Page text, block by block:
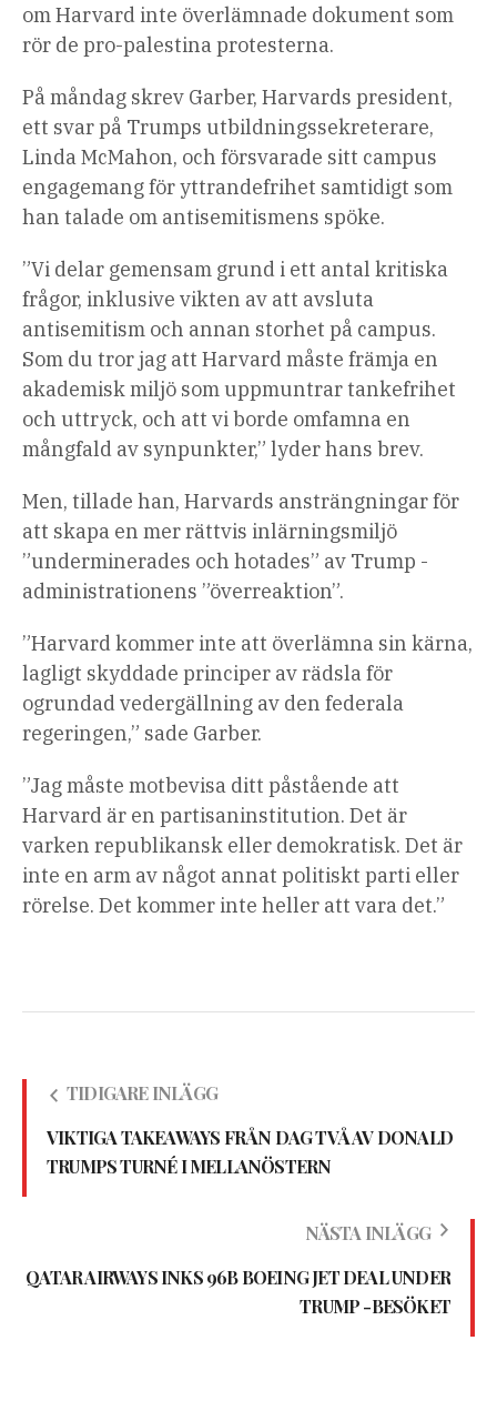
om Harvard inte överlämnade dokument som
rör de pro-palestina protesterna.
På måndag skrev Garber, Harvards president,
ett svar på Trumps utbildningssekreterare,
Linda McMahon, och försvarade sitt campus
engagemang för yttrandefrihet samtidigt som
han talade om antisemitismens spöke.
”Vi delar gemensam grund i ett antal kritiska
frågor, inklusive vikten av att avsluta
antisemitism och annan storhet på campus.
Som du tror jag att Harvard måste främja en
akademisk miljö som uppmuntrar tankefrihet
och uttryck, och att vi borde omfamna en
mångfald av synpunkter,” lyder hans brev.
Men, tillade han, Harvards ansträngningar för
att skapa en mer rättvis inlärningsmiljö
”underminerades och hotades” av Trump -
administrationens ”överreaktion”.
”Harvard kommer inte att överlämna sin kärna,
lagligt skyddade principer av rädsla för
ogrundad vedergällning av den federala
regeringen,” sade Garber.
”Jag måste motbevisa ditt påstående att
Harvard är en partisaninstitution. Det är
varken republikansk eller demokratisk. Det är
inte en arm av något annat politiskt parti eller
rörelse. Det kommer inte heller att vara det.”
TIDIGARE INLÄGG
VIKTIGA TAKEAWAYS FRÅN DAG TVÅ AV DONALD
TRUMPS TURNÉ I MELLANÖSTERN
NÄSTA INLÄGG
QATAR AIRWAYS INKS 96B BOEING JET DEAL UNDER
TRUMP -BESÖKET